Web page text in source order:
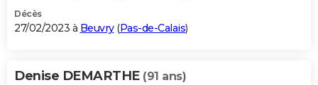
Décès
27/02/2023 à Beuvry(Pas-de-Calais)
Denise DEMARTHE (91 ans)